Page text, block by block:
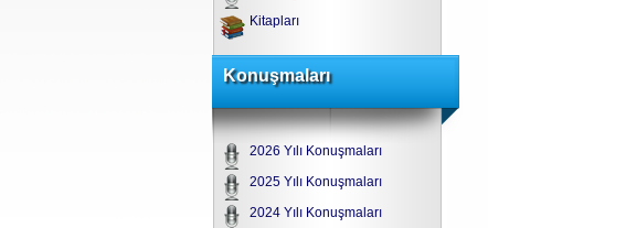
Kitapları
Konuşmaları
2026 Yılı Konuşmaları
2025 Yılı Konuşmaları
2024 Yılı Konuşmaları